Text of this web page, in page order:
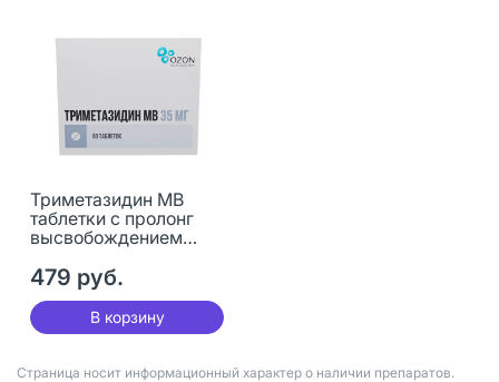
Триметазидин МВ
таблетки с пролонг
высвобождением
60 шт
479 руб.
В корзину
Страница носит информационный характер о наличии препаратов.